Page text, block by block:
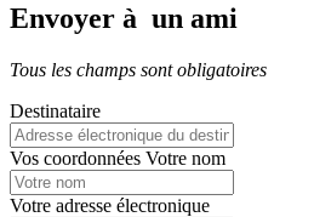
Envoyer à un ami
Tous les champs sont obligatoires
Destinataire
Vos coordonnées Votre nom
Votre adresse électronique